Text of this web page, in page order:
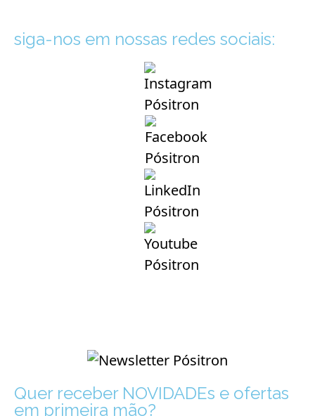
siga-nos em nossas redes sociais:
Quer receber NOVIDADEs e ofertas
em primeira mão?